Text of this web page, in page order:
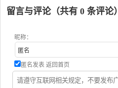
留言与评论（共有 0 条评论）
昵称：
匿名发表 返回首页